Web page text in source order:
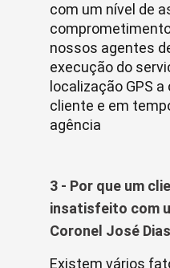
com um nível de
nossos agentes
execução do
localização GPS
cliente e em
agência
3 - Por que um
insatisfeito com
Coronel José
Existem vários